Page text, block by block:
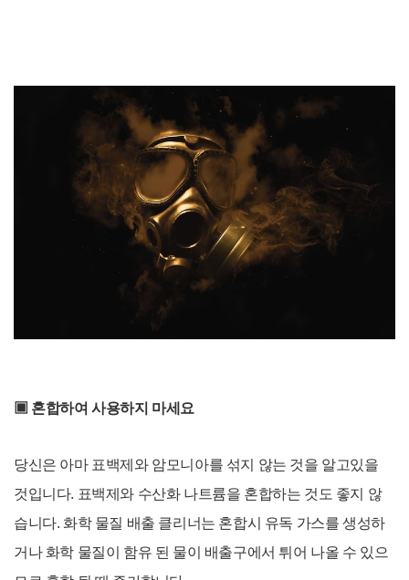
▣ 혼합하여 사용하지 마세요
당신은 아마 표백제와 암모니아를 섞지 않는 것을 알고있을
것입니다. 표백제와 수산화 나트륨을 혼합하는 것도 좋지 않
습니다. 화학 물질 배출 클리너는 혼합시 유독 가스를 생성하
거나 화학 물질이 함유 된 물이 배출구에서 튀어 나올 수 있으